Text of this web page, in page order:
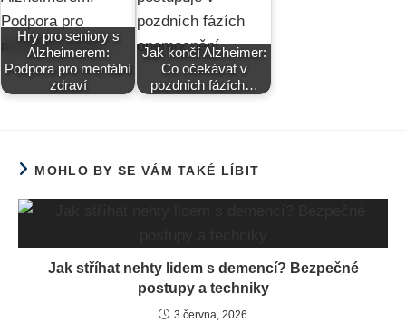
Hry pro seniory s
Alzheimerem:
Podpora pro mentální
zdraví
Jak končí Alzheimer:
Co očekávat v
pozdních fázích…
MOHLO BY SE VÁM TAKÉ LÍBIT
Jak stříhat nehty lidem s demencí? Bezpečné
postupy a techniky
3 června, 2026